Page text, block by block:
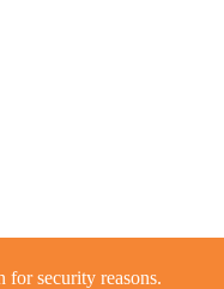
for security reasons.